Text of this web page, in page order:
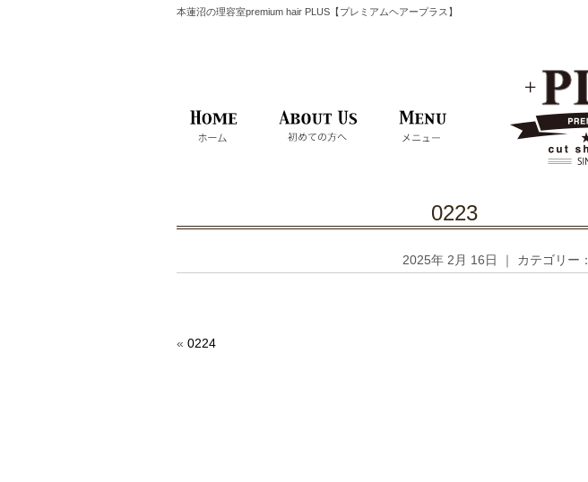
本蓮沼の理容室premium hair PLUS【プレミアムヘアープラス】
0223
2025年 2月 16日 ｜ カテゴリー：
« 0224